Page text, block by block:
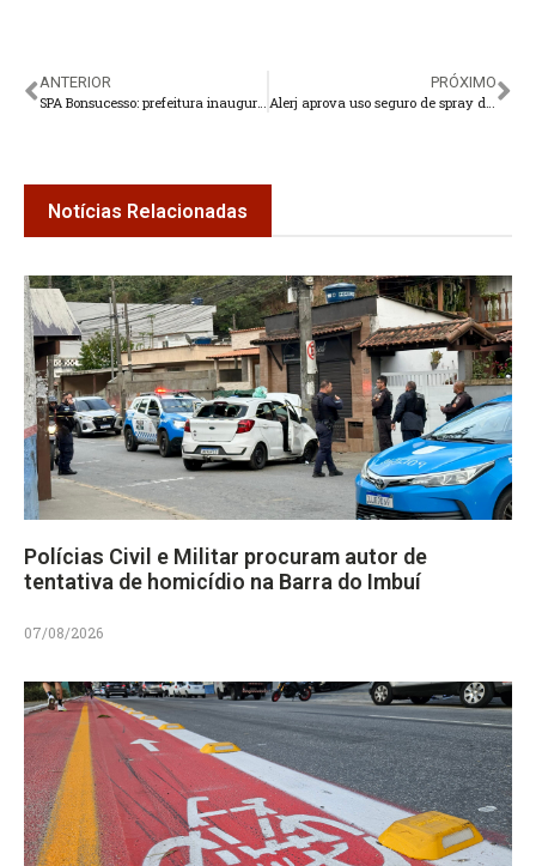
ANTERIOR
PRÓXIMO
Notícias Relacionadas
Polícias Civil e Militar procuram autor de
tentativa de homicídio na Barra do Imbuí
07/08/2026